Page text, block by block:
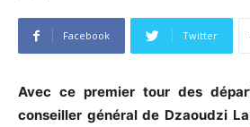
Facebook Twitter
Avec ce premier tour des
conseiller général de Dzaoudzi